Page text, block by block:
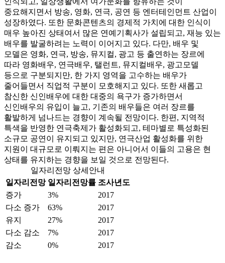
중요해지면서 방송, 영화, 연극, 공연 등 엔터테인먼트 산업이
성장하였다. 또한 문화콘텐츠의 경제적 가치에 대한 인식이
매우 높아진 상태여서 많은 연예기획사가 설립되고, 재능 있는
배우를 발굴하려는 노력이 이어지고 있다. 다만, 배우 및
모델은 영화, 연극, 방송, 뮤지컬, 광고 등 출연하는 장르에
따라 영화배우, 연극배우, 탤런트, 뮤지컬배우, 광고모델
등으로 구분되지만, 한 가지 영역을 고수하는 배우가
줄어들면서 직업적 구분이 모호해지고 있다. 또한 새롭고
참신한 신인배우에 대한 대중의 욕구가 증가하면서
신인배우의 유입이 늘고, 기존의 배우들은 여러 장르를
활발하게 넘나드는 경향이 계속될 전망이다. 한편, 지역적
특색을 반영한 연극축제가 활성화되고, 테마별로 특성화된
소규모 공연이 유지되고 있지만, 연극산업 활성화를 위한
지원이 대규모로 이뤄지는 편은 아니어서 이들의 고용은 현
상태를 유지하는 경향을 보일 것으로 전망된다.
일자리전망 상세안내
일자리전망 일자리전망률 조사년도
증가
3%
2017
다소 증가
63%
2017
유지
27%
2017
다소 감소
7%
2017
감소
0% 2017